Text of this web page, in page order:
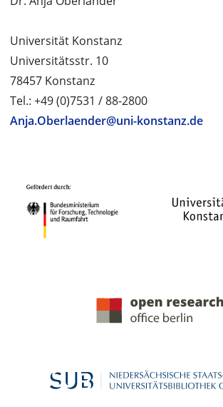
Universität Konstanz
Universitätsstr. 10
78457 Konstanz
Tel.: +49 (0)7531 / 88-2800
Anja.Oberlaender@uni-konstanz.de